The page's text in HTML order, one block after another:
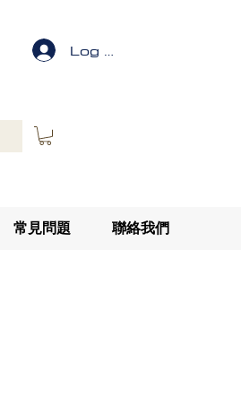
Log In
常見問題 聯絡我們